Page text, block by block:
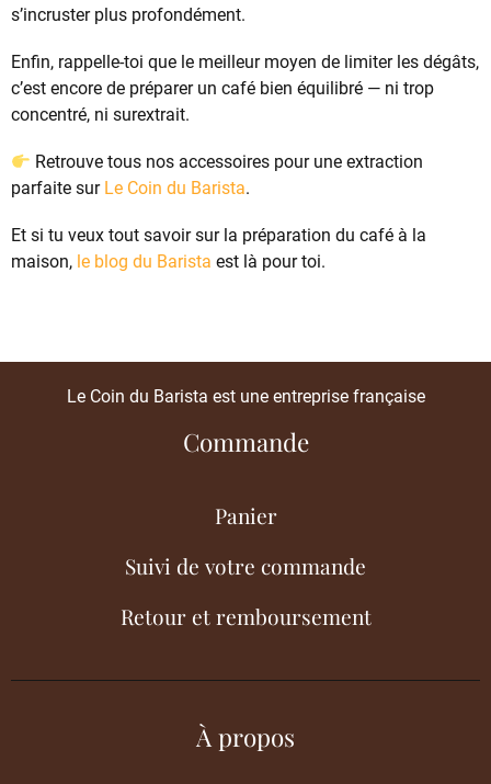
s’incruster plus profondément.
Enfin, rappelle-toi que le meilleur moyen de limiter les dégâts,
c’est encore de préparer un café bien équilibré — ni trop
concentré, ni surextrait.
Retrouve tous nos accessoires pour une extraction
parfaite sur Le Coin du Barista.
Et si tu veux tout savoir sur la préparation du café à la
maison, le blog du Barista est là pour toi.
Le Coin du Barista est une entreprise française
Commande
Panier
Suivi de votre commande
Retour et remboursement
À propos